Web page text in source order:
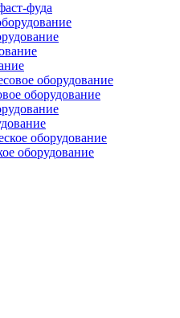
фуда
оборудование
оборудование